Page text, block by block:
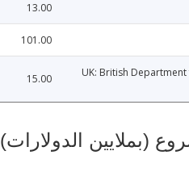
13.00
101.00
UK: British
15.00
(بملايين الدولارات)